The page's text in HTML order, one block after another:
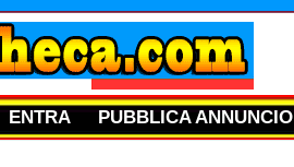
ENTRA PUBBLICA ANNUNCIO